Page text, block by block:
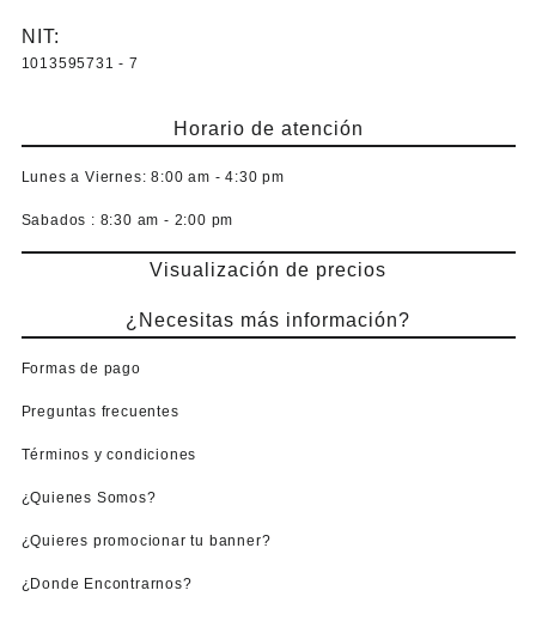
NIT:
1013595731 - 7
Horario de atención
Lunes a Viernes: 8:00 am - 4:30 pm
Sabados : 8:30 am - 2:00 pm
Visualización de precios
¿Necesitas más información?
Formas de pago
Preguntas frecuentes
Términos y condiciones
¿Quienes Somos?
¿Quieres promocionar tu banner?
¿Donde Encontrarnos?